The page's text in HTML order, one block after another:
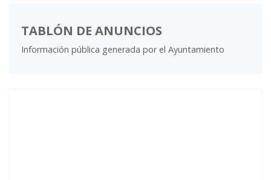
TABLÓN DE ANUNCIOS
Información pública generada por el Ayuntamiento